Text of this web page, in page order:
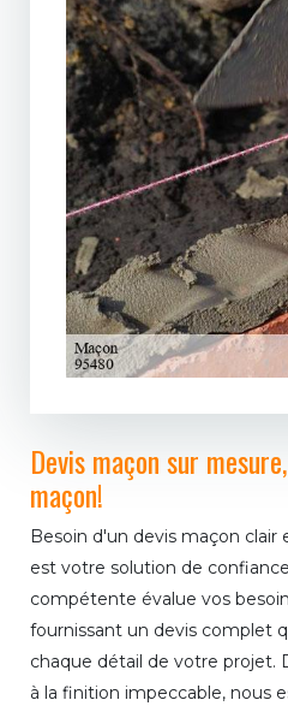
Devis maçon sur
maçon!
Besoin d'un devis maçon
est votre solution de
compétente évalue vos
fournissant un devis complet
chaque détail de votre projet.
à la finition impeccable, nous